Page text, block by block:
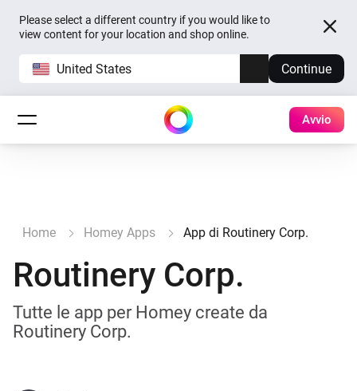
Please select a different country if you would like to
view content for your location and shop online.
United States Continue
Avvio
Home Homey Apps App di Routinery Corp.
Routinery Corp.
Tutte le app per Homey create da
Routinery Corp.